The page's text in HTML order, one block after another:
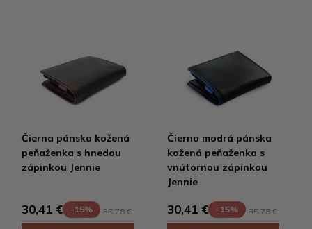
Čierna pánska kožená
peňaženka s hnedou
zápinkou Jennie
30,41 € -15% 35,78 €
Čierno modrá pánska
kožená peňaženka s
vnútornou zápinkou
Jennie
30,41 € -15% 35,78 €